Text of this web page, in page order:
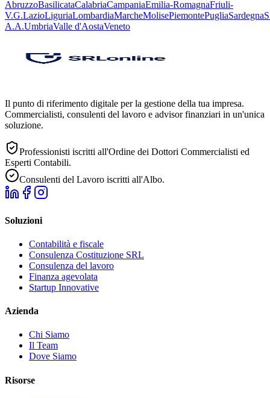
AbruzzoBasilicataCalabriaCampaniaEmilia-RomagnaFriuli-
V.G.LazioLiguriaLombardiaMarcheMolisePiemontePugliaSardegna
A.A.UmbriaValle d'AostaVeneto
Il punto di riferimento digitale per la gestione della tua impresa.
Commercialisti, consulenti del lavoro e advisor finanziari in un'unica
soluzione.
Professionisti iscritti all'Ordine dei Dottori Commercialisti ed
Esperti Contabili.
Consulenti del Lavoro iscritti all'Albo.
Soluzioni
Contabilità e fiscale
Consulenza Costituzione SRL
Consulenza del lavoro
Finanza agevolata
Startup Innovative
Azienda
Chi Siamo
Il Team
Dove Siamo
Risorse